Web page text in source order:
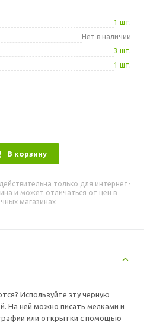
1 шт.
Нет в наличии
3 шт.
1 шт.
В корзину
только для интернет-
и может отличаться от цен в
магазинах
Используйте эту черную
На ней можно писать мелками и
или открытки с помощью